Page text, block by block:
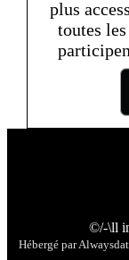
plus
toutes
- Ce site
Dailymotion pour
©/-\ll
Hébergé par